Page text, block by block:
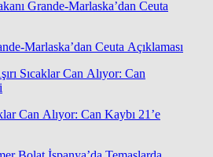
Marlaska’dan Ceuta Açıklaması
Can Alıyor: Can Kaybı 21’e